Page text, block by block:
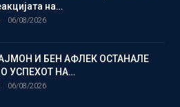
на…
06/08/2026
И БЕН АФЛЕК ОСТАНАЛЕ
УСПЕХОТ НА…
06/08/2026